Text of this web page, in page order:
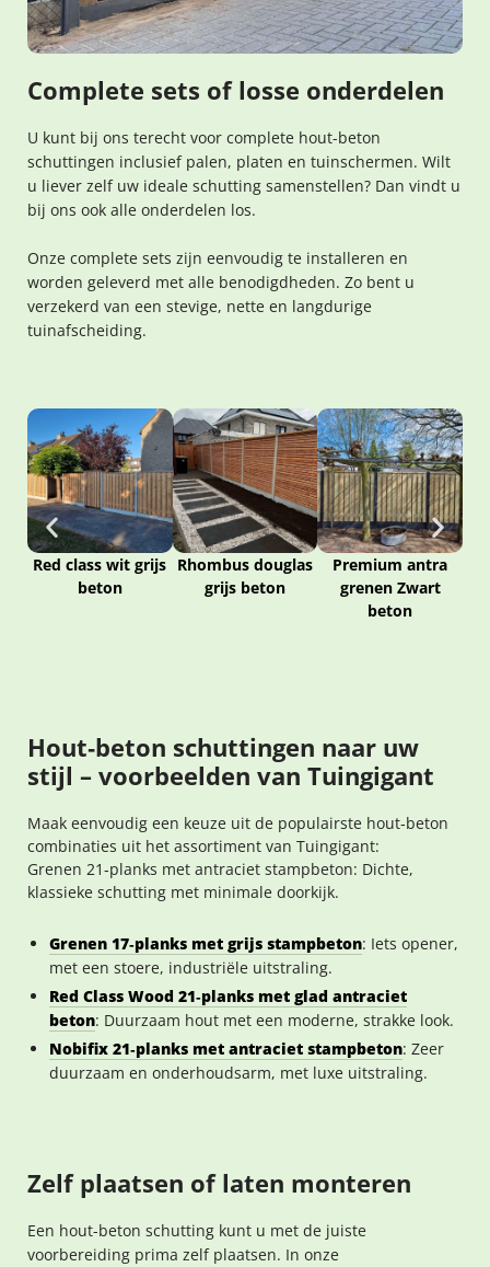
Complete sets of losse onderdelen
U kunt bij ons terecht voor complete hout-beton
schuttingen inclusief palen, platen en tuinschermen. Wilt
u liever zelf uw ideale schutting samenstellen? Dan vindt u
bij ons ook alle onderdelen los.
Onze complete sets zijn eenvoudig te installeren en
worden geleverd met alle benodigdheden. Zo bent u
verzekerd van een stevige, nette en langdurige
tuinafscheiding.
Red class wit grijs
beton
Rhombus douglas
grijs beton
Premium antra
grenen Zwart
beton
Hout‑beton schuttingen naar uw
stijl – voorbeelden van Tuingigant
Maak eenvoudig een keuze uit de populairste hout‑beton
combinaties uit het assortiment van Tuingigant:
Grenen 21‑planks met antraciet stampbeton: Dichte,
klassieke schutting met minimale doorkijk.
Grenen 17‑planks met grijs stampbeton: Iets opener,
met een stoere, industriële uitstraling.
Red Class Wood 21‑planks met glad antraciet
beton: Duurzaam hout met een moderne, strakke look.
Nobifix 21‑planks met antraciet stampbeton: Zeer
duurzaam en onderhoudsarm, met luxe uitstraling.
Zelf plaatsen of laten monteren
Een hout-beton schutting kunt u met de juiste
voorbereiding prima zelf plaatsen. In onze